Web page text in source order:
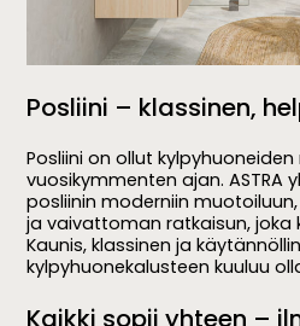
Posliini – klassinen,
Posliini on ollut
vuosikymmenten ajan. ASTRA
posliinin moderniin
ja vaivattoman ratkaisun, joka
Kaunis, klassinen ja
kylpyhuonekalusteen kuuluu
Kaikki sopii yhteen –